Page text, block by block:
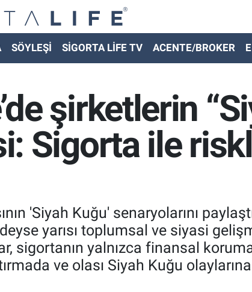
SÖYLEŞİ SİGORTA LİFE TV ACENTE/BROKER
şirketlerin
Sigorta ile
'Siyah Kuğu' senaryolarını
yarısı toplumsal ve siyasi
sigortanın yalnızca finansal
ve olası Siyah Kuğu